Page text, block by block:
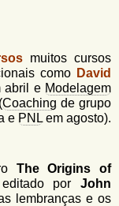
muitos cursos
como David
abril e Modelagem
Coaching de grupo
e PNL em agosto).
The Origins of
porJohn
lembranças e os